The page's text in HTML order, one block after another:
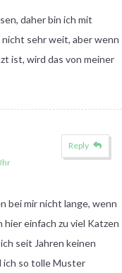
daher bin ich mit
nicht sehr weit, aber wenn
ist, wird das von meiner
bei mir nicht lange, wenn
einfach zu viel Katzen
seit Jahren keinen
ich so tolle Muster
Reply